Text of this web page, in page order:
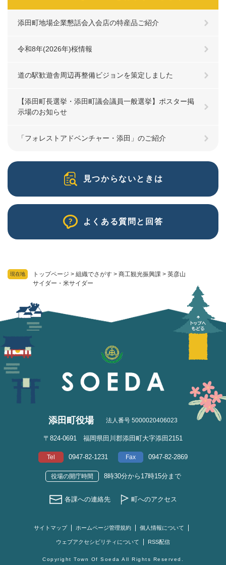
現在地 トップページ > 組織でさがす > 商工観光振興課 > 英彦山
サイダー・米サイダー
添田町地場企業懇話会入会店の特産品ご紹介
令和8年(2026年)桜情報
道の駅歓遊舎周辺再整備ビジョンを策定しました
【添田町長選挙・添田町議会議員一般選挙】ポスター掲
示場のお知らせ
「フォレストアドベンチャー・添田」のご紹介
見つからないときは
よくある質問と回答
添田町役場 法人番号 5000020406023
〒824-0691 福岡県田川郡添田町大字添田2151
Tel 0947-82-1231 Fax 0947-82-2869
役場の開庁時間 8時30分から17時15分まで
各課への連絡先 町へのアクセス
サイトマップ ホームページ管理規約 個人情報について
ウェブアクセシビリティについて RSS配信
Copyright Town Of Soeda All Rights Reserved.